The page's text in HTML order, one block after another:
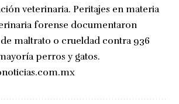
veterinaria. Peritajes en materia
forense documentaron
maltrato o crueldad contra 936
perros y gatos.